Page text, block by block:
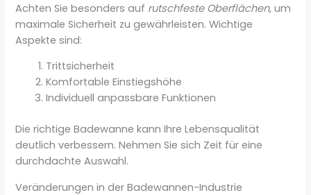
Achten Sie besonders auf rutschfeste Oberflächen, um
maximale Sicherheit zu gewährleisten. Wichtige
Aspekte sind:
Trittsicherheit
Komfortable Einstiegshöhe
Individuell anpassbare Funktionen
Die richtige Badewanne kann Ihre Lebensqualität
deutlich verbessern. Nehmen Sie sich Zeit für eine
durchdachte Auswahl.
Veränderungen in der Badewannen-Industrie